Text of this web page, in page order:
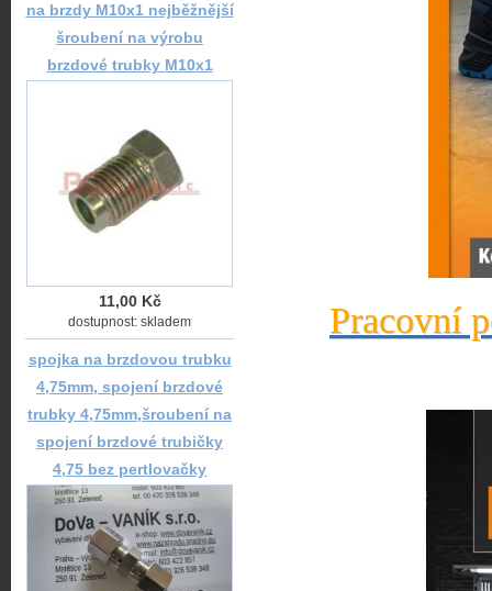
Pracovní
na brzdy M10x1 nejběžnější
šroubení na výrobu
brzdové trubky M10x1
11,00 Kč
dostupnost: skladem
spojka na brzdovou trubku
4,75mm, spojení brzdové
trubky 4,75mm,šroubení na
spojení brzdové trubičky
4,75 bez pertlovačky